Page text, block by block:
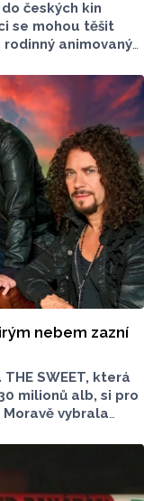
českých kin
se mohou těšit
animovaný
Filmové novinky
Lukáše Kobzy pro
nebem zazní
SWEET, která
milionů alb, si pro
vybrala